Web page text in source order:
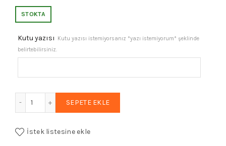
STOKTA
Kutu yazısı
Kutu yazısı istemiyorsanız *yazı istemiyorum* şeklinde
belirtebilirsiniz.
SEPETE EKLE
İstek listesine ekle